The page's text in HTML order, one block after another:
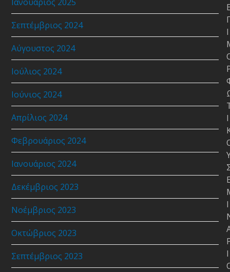
Σεπτέμβριος 2024
Αύγουστος 2024
Ιούλιος 2024
Ιούνιος 2024
Απρίλιος 2024
Φεβρουάριος 2024
Ιανουάριος 2024
Δεκέμβριος 2023
Νοέμβριος 2023
Οκτώβριος 2023
Σεπτέμβριος 2023
Ι
Ι
Ι
Ι